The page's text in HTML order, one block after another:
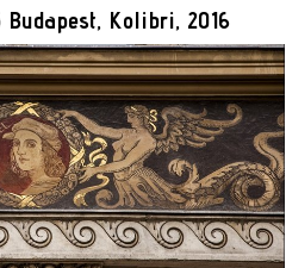
Kolibri, 2016